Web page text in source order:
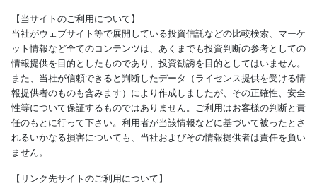
【当サイトのご利用について】
当社がウェブサイト等で展開している投資信託などの比較検索、マーケ
ット情報など全てのコンテンツは、あくまでも投資判断の参考としての
情報提供を目的としたものであり、投資勧誘を目的としてはいません。
また、当社が信頼できると判断したデータ（ライセンス提供を受ける情
報提供者のものも含みます）により作成しましたが、その正確性、安全
性等について保証するものではありません。ご利用はお客様の判断と責
任のもとに行って下さい。利用者が当該情報などに基づいて被ったとさ
れるいかなる損害についても、当社およびその情報提供者は責任を負い
ません。
【リンク先サイトのご利用について】